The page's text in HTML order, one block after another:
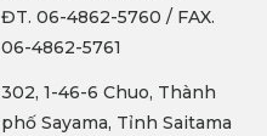
ĐT. 06-4862-5760 / FAX.
06-4862-5761
302, 1-46-6 Chuo, Thành
phố Sayama, Tỉnh Saitama